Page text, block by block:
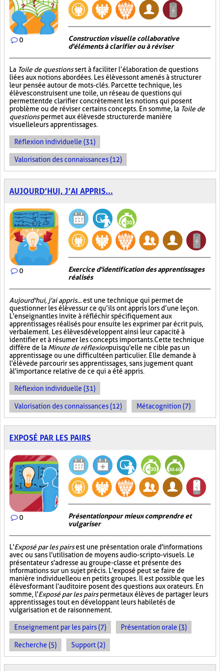
0
Construction visuelle collaborative
d'éléments à clarifier ou à réviser
La Toile de questionssert à faciliter l’élaboration de questions
liées aux notions abordées. Les élèves sont amenés à structurer
leur pensée autour de mots-clés. Par cette technique, les
élèves construisent une toile, un réseau de questions qui
permettent de clarifier concrètement les notions qui posent
problème ou de réviser certains concepts. En somme, la Toile de
questionspermet aux élèves de structurer de manière
visuelle leurs apprentissages.
Réflexion individuelle (31)
Valorisation des connaissances (12)
AUJOURD’HUI, J’AI APPRIS...
0
Exercice d'identification des apprentissages
réalisés
Aujourd'hui, j'ai appris...est une technique qui permet de
questionner les élèves sur ce qu’ils ont appris lors d’une leçon.
L'enseignant les invite à réfléchir spécifiquement aux
apprentissages réalisés pour ensuite les exprimer par écrit puis,
verbalement. Les élèves développent ainsi leur capacité à
identifier et à résumer les concepts importants. Cette technique
diffère de la Minute de réflexionpuisqu'elle ne cible pas un
apprentissage ou une difficulté en particulier. Elle demande à
l'élève de parcourir ses apprentissages, sans jugement quant
à l'importance relative de ce qui a été appris.
Réflexion individuelle (31)
Valorisation des connaissances (12) Métacognition (7)
EXPOSÉ PAR LES PAIRS
0
Présentation pour mieux comprendre et
vulgariser
L'Exposé par les pairsest une présentation orale d'informations
avec ou sans l'utilisation de moyens audio-scripto-visuels. Le
présentateur s'adresse au groupe-classe et présente des
informations sur un sujet précis. L'exposé peut se faire de
manière individuelle ou en petits groupes. Il est possible que les
élèves formant l'auditoire posent des questions aux orateurs. En
somme, l'Exposé par les pairspermet aux élèves de partager leurs
apprentissages tout en développant leurs habiletés de
vulgarisation et de raisonnement.
Enseignement par les pairs (7) Présentation orale (3)
Recherche (5) Support (2)